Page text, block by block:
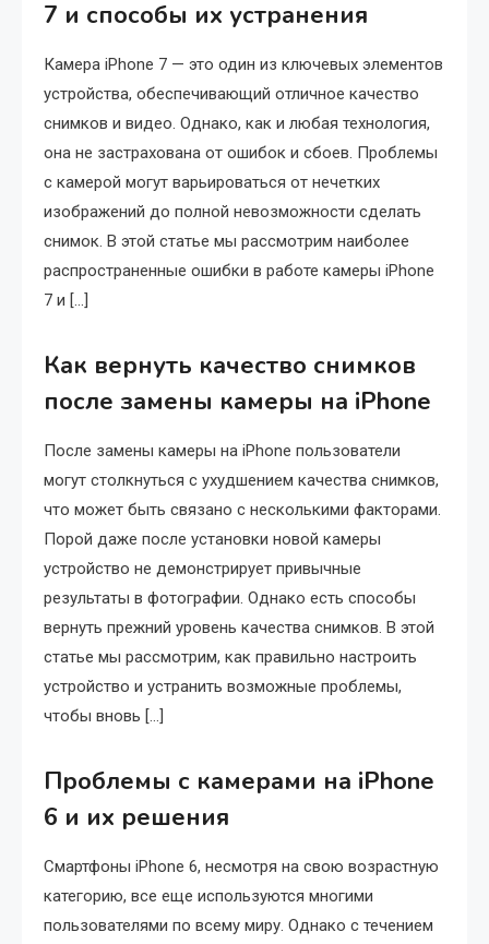
7 и способы их устранения
Камера iPhone 7 — это один из ключевых элементов
устройства, обеспечивающий отличное качество
снимков и видео. Однако, как и любая технология,
она не застрахована от ошибок и сбоев. Проблемы
с камерой могут варьироваться от нечетких
изображений до полной невозможности сделать
снимок. В этой статье мы рассмотрим наиболее
распространенные ошибки в работе камеры iPhone
7 и […]
Как вернуть качество снимков
после замены камеры на iPhone
После замены камеры на iPhone пользователи
могут столкнуться с ухудшением качества снимков,
что может быть связано с несколькими факторами.
Порой даже после установки новой камеры
устройство не демонстрирует привычные
результаты в фотографии. Однако есть способы
вернуть прежний уровень качества снимков. В этой
статье мы рассмотрим, как правильно настроить
устройство и устранить возможные проблемы,
чтобы вновь […]
Проблемы с камерами на iPhone
6 и их решения
Смартфоны iPhone 6, несмотря на свою возрастную
категорию, все еще используются многими
пользователями по всему миру. Однако с течением